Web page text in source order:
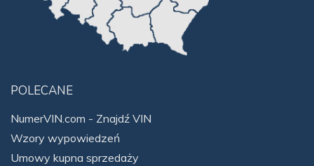
POLECANE
NumerVIN.com - Znajdź VIN
Wzory wypowiedzeń
Umowy kupna sprzedaży